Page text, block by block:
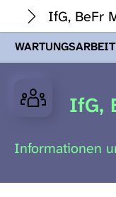
IfG, BeFr
PODCASTS &
Wartungsarbeiten
Servern werden
IfG,
Informationen